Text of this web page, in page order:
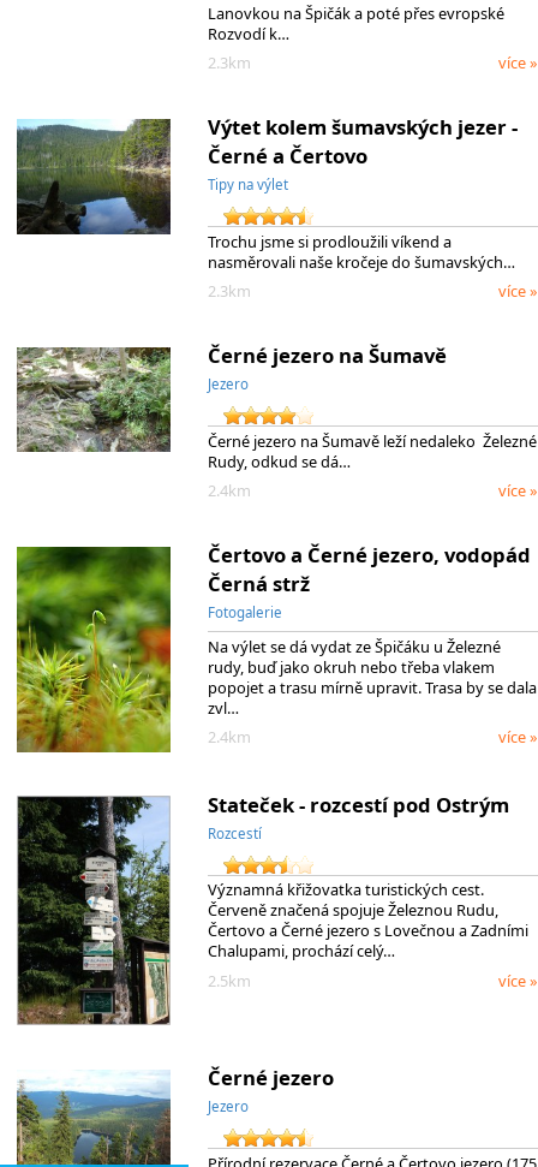
Lanovkou na Špičák a poté přes evropské
Rozvodí k…
2.3km
více »
Výtet kolem šumavských jezer -
Černé a Čertovo
Tipy na výlet
Trochu jsme si prodloužili víkend a
nasměrovali naše kročeje do šumavských…
2.3km
více »
Černé jezero na Šumavě
Jezero
Černé jezero na Šumavě leží nedaleko Železné
Rudy, odkud se dá…
2.4km
více »
Čertovo a Černé jezero, vodopád
Černá strž
Fotogalerie
Na výlet se dá vydat ze Špičáku u Železné
rudy, buď jako okruh nebo třeba vlakem
popojet a trasu mírně upravit. Trasa by se dala
zvl…
2.4km
více »
Stateček - rozcestí pod Ostrým
Rozcestí
Významná křižovatka turistických cest.
Červeně značená spojuje Železnou Rudu,
Čertovo a Černé jezero s Lovečnou a Zadními
Chalupami, prochází celý…
2.5km
více »
Černé jezero
Jezero